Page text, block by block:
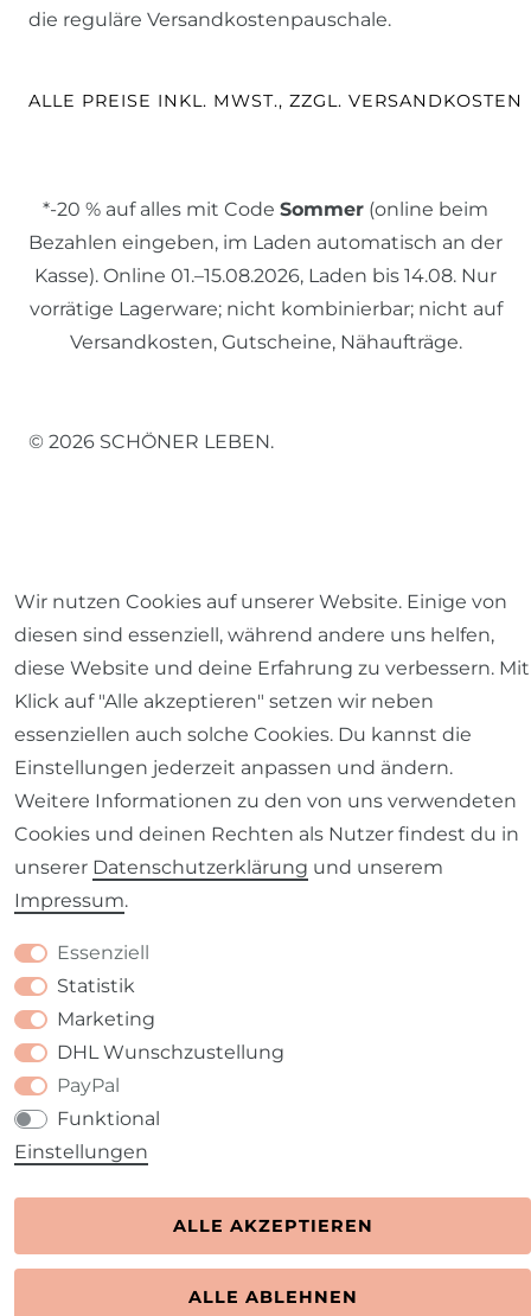
die reguläre Versandkostenpauschale.
ALLE PREISE INKL. MWST., ZZGL. VERSANDKOSTEN
*-20 % auf alles mit Code Sommer (online beim
Bezahlen eingeben, im Laden automatisch an der
Kasse). Online 01.–15.08.2026, Laden bis 14.08. Nur
vorrätige Lagerware; nicht kombinierbar; nicht auf
Versandkosten, Gutscheine, Nähaufträge.
© 2026 SCHÖNER LEBEN.
Impressum Daten­schutz­erklärung AGB
Barrierefreiheitserklärung Widerrufs­recht
VERTRAG WIDERRUFEN
Wir nutzen Cookies auf unserer Website. Einige von
diesen sind essenziell, während andere uns helfen,
diese Website und deine Erfahrung zu verbessern. Mit
Klick auf "Alle akzeptieren" setzen wir neben
essenziellen auch solche Cookies. Du kannst die
Einstellungen jederzeit anpassen und ändern.
Weitere Informationen zu den von uns verwendeten
Cookies und deinen Rechten als Nutzer findest du in
unserer Daten­schutz­erklärung und unserem
Impressum.
Essenziell
Statistik
Marketing
DHL Wunschzustellung
PayPal
Funktional
Einstellungen
ALLE AKZEPTIEREN
ALLE ABLEHNEN